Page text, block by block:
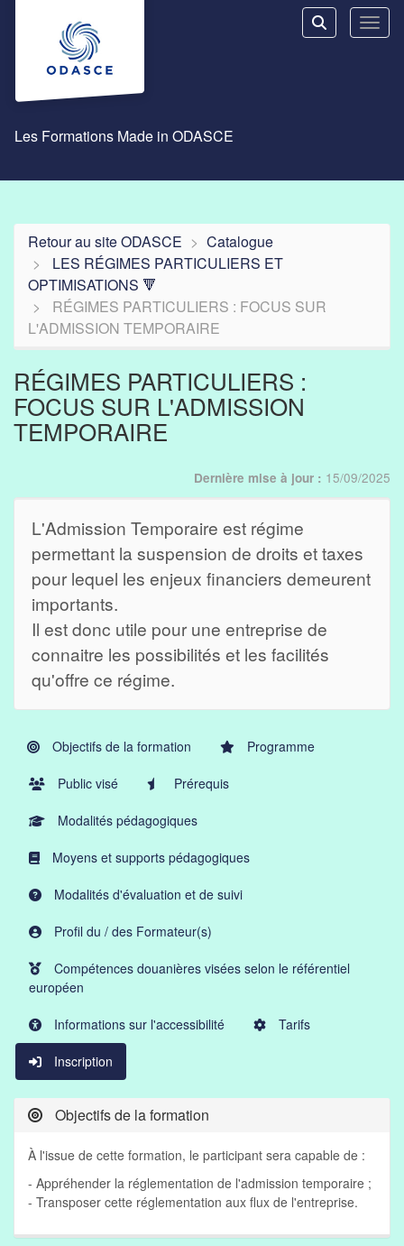
Aller au menu principal
Aller au contenu principal
Personnaliser l'interface
Rechercher
Les Formations Made in ODASCE
Retour au site ODASCE
Catalogue
LES RÉGIMES PARTICULIERS ET
OPTIMISATIONS 🔻
RÉGIMES PARTICULIERS : FOCUS SUR
L'ADMISSION TEMPORAIRE
RÉGIMES PARTICULIERS :
FOCUS SUR L'ADMISSION
TEMPORAIRE
Dernière mise à jour : 15/09/2025
L'Admission Temporaire est régime
permettant la suspension de droits et taxes
pour lequel les enjeux financiers demeurent
importants.
Il est donc utile pour une entreprise de
connaitre les possibilités et les facilités
qu'offre ce régime.
Objectifs de la formation Programme
Public visé Prérequis
Modalités pédagogiques
Moyens et supports pédagogiques
Modalités d'évaluation et de suivi
Profil du / des Formateur(s)
Compétences douanières visées selon le référentiel
européen
Informations sur l'accessibilité Tarifs
Inscription
Objectifs de la formation
À l'issue de cette formation, le participant sera capable de :
- Appréhender la réglementation de l'admission temporaire ;
- Transposer cette réglementation aux flux de l'entreprise.